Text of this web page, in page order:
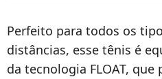
Perfeito para todos os
distâncias, esse tênis é
da tecnologia FLOAT,